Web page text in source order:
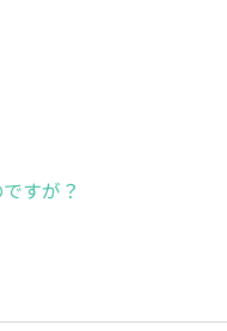
すが？